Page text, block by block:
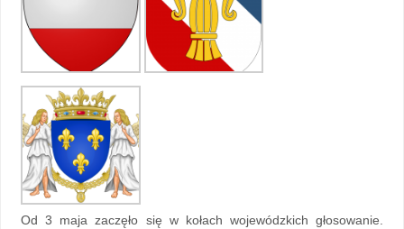
Od 3 maja zaczęło się w kołach wojewódzkich głosowanie.